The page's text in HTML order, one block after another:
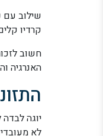
שילוב עם
קרדיו
חשוב
האנרגיה
יוגה
לא